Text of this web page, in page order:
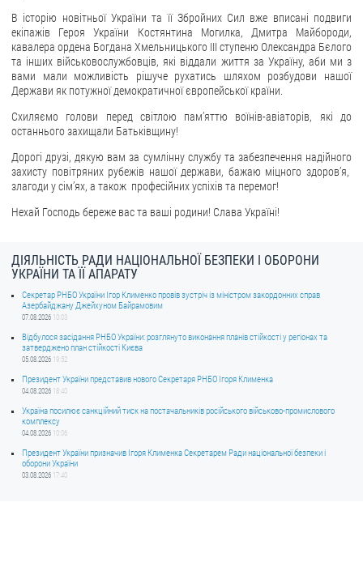
Електронне звернення
ДОСТУП ДО ПУБЛІЧНОЇ ІНФОРМАЦІЇ
Організація доступу до публічної інформації
Запит на отримання публічної інформації
Облік публічної інформації
Питання запобігання корупції
Публічні закупівлі
Внутрішній аудит
В історію новітньої України та її Збройних Сил вже вписані подвиги
екіпажів Героя України Костянтина Могилка, Дмитра Майбороди,
кавалера ордена Богдана Хмельницького III ступеню Олександра Бєлого
та інших військовослужбовців, які віддали життя за Україну, аби ми з
вами мали можливість рішуче рухатись шляхом розбудови нашої
Держави як потужної демократичної європейської країни.
Схиляємо голови перед світлою памʼяттю воїнів-авіаторів, які до
останнього захищали Батьківщину!
Дорогі друзі, дякую вам за сумлінну службу та забезпечення надійного
захисту повітряних рубежів нашої держави, бажаю міцного здоровʼя,
злагоди у сімʼях, а також професійних успіхів та перемог!
Нехай Господь береже вас та ваші родини! Слава Україні!
ДІЯЛЬНІСТЬ РАДИ НАЦІОНАЛЬНОЇ БЕЗПЕКИ І ОБОРОНИ
УКРАЇНИ ТА ЇЇ АПАРАТУ
Секретар РНБО України Ігор Клименко провів зустріч із міністром закордонних справ
Азербайджану Джейхуном Байрамовим
07.08.2026 10:03
Відбулося засідання РНБО України: розглянуто виконання планів стійкості у регіонах та
затверджено план стійкості Києва
05.08.2026 19:52
Президент України представив нового Секретаря РНБО Ігоря Клименка
04.08.2026 18:40
Україна посилює санкційний тиск на постачальників російського військово-промислового
комплексу
04.08.2026 10:06
Президент України призначив Ігоря Клименка Секретарем Ради національної безпеки і
оборони України
03.08.2026 17:40